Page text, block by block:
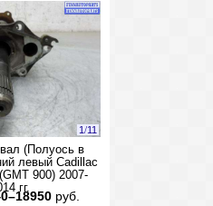
1/11
вал (Полуось в
левый Cadillac
900) 2007-
гг.
руб.